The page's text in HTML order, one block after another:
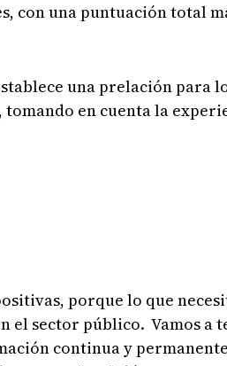
con una puntuación total
una prelación para
en cuenta la
porque lo que
el sector público. Vamos a
continua y